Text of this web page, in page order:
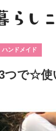
ハンドメイド
つで☆使